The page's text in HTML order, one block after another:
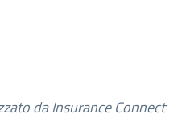
da Insurance Connect